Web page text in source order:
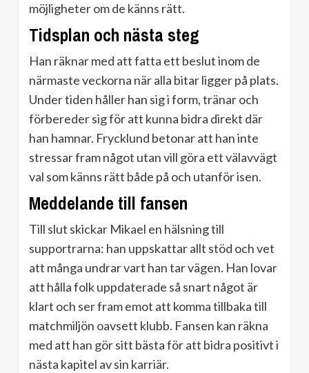
möjligheter om de känns rätt.
Tidsplan och nästa steg
Han räknar med att fatta ett beslut inom de
närmaste veckorna när alla bitar ligger på plats.
Under tiden håller han sig i form, tränar och
förbereder sig för att kunna bidra direkt där
han hamnar. Frycklund betonar att han inte
stressar fram något utan vill göra ett välavvägt
val som känns rätt både på och utanför isen.
Meddelande till fansen
Till slut skickar Mikael en hälsning till
supportrarna: han uppskattar allt stöd och vet
att många undrar vart han tar vägen. Han lovar
att hålla folk uppdaterade så snart något är
klart och ser fram emot att komma tillbaka till
matchmiljön oavsett klubb. Fansen kan räkna
med att han gör sitt bästa för att bidra positivt i
nästa kapitel av sin karriär.